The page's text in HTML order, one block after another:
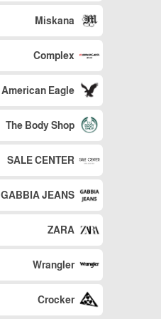
Miskana
Complex
American Eagle
The Body Shop
SALE CENTER
GABBIA JEANS
ZARA
Wrangler
Crocker